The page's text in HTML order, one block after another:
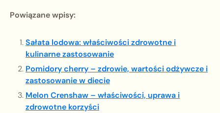
Powiązane wpisy:
Sałata lodowa: właściwości zdrowotne i
kulinarne zastosowanie
Pomidory cherry – zdrowie, wartości odżywcze i
zastosowanie w diecie
Melon Crenshaw – właściwości, uprawa i
zdrowotne korzyści